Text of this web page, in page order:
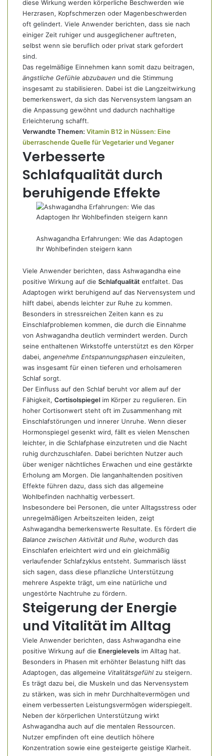
diese Wirkung werden körperliche Beschwerden wie
Herzrasen, Kopfschmerzen oder Magenbeschwerden
oft gelindert. Viele Anwender berichten, dass sie nach
einiger Zeit ruhiger und ausgeglichener auftreten,
selbst wenn sie beruflich oder privat stark gefordert
sind.
Das regelmäßige Einnehmen kann somit dazu beitragen,
ängstliche Gefühle abzubauen und die Stimmung
insgesamt zu stabilisieren. Dabei ist die Langzeitwirkung
bemerkenswert, da sich das Nervensystem langsam an
die Anpassung gewöhnt und dadurch nachhaltige
Erleichterung schafft.
Verwandte Themen: Vitamin B12 in Nüssen: Eine
überraschende Quelle für Vegetarier und Veganer
Verbesserte
Schlafqualität durch
beruhigende Effekte
Ashwagandha Erfahrungen: Wie das Adaptogen
Ihr Wohlbefinden steigern kann
Viele Anwender berichten, dass Ashwagandha eine
positive Wirkung auf die Schlafqualität entfaltet. Das
Adaptogen wirkt beruhigend auf das Nervensystem und
hilft dabei, abends leichter zur Ruhe zu kommen.
Besonders in stressreichen Zeiten kann es zu
Einschlafproblemen kommen, die durch die Einnahme
von Ashwagandha deutlich vermindert werden. Durch
seine enthaltenen Wirkstoffe unterstützt es den Körper
dabei, angenehme Entspannungsphasen einzuleiten,
was insgesamt für einen tieferen und erholsameren
Schlaf sorgt.
Der Einfluss auf den Schlaf beruht vor allem auf der
Fähigkeit, Cortisolspiegel im Körper zu regulieren. Ein
hoher Cortisonwert steht oft im Zusammenhang mit
Einschlafstörungen und innerer Unruhe. Wenn dieser
Hormonspiegel gesenkt wird, fällt es vielen Menschen
leichter, in die Schlafphase einzutreten und die Nacht
ruhig durchzuschlafen. Dabei berichten Nutzer auch
über weniger nächtliches Erwachen und eine gestärkte
Erholung am Morgen. Die langanhaltenden positiven
Effekte führen dazu, dass sich das allgemeine
Wohlbefinden nachhaltig verbessert.
Insbesondere bei Personen, die unter Alltagsstress oder
unregelmäßigen Arbeitszeiten leiden, zeigt
Ashwagandha bemerkenswerte Resultate. Es fördert die
Balance zwischen Aktivität und Ruhe, wodurch das
Einschlafen erleichtert wird und ein gleichmäßig
verlaufender Schlafzyklus entsteht. Summarisch lässt
sich sagen, dass diese pflanzliche Unterstützung
mehrere Aspekte trägt, um eine natürliche und
ungestörte Nachtruhe zu fördern.
Steigerung der Energie
und Vitalität im Alltag
Viele Anwender berichten, dass Ashwagandha eine
positive Wirkung auf die Energielevels im Alltag hat.
Besonders in Phasen mit erhöhter Belastung hilft das
Adaptogen, das allgemeine Vitalitätsgefühl zu steigern.
Es trägt dazu bei, die Muskeln und das Nervensystem
zu stärken, was sich in mehr Durchhaltevermögen und
einem verbesserten Leistungsvermögen widerspiegelt.
Neben der körperlichen Unterstützung wirkt
Ashwagandha auch auf die mentalen Ressourcen.
Nutzer empfinden oft eine deutlich höhere
Konzentration sowie eine gesteigerte geistige Klarheit.